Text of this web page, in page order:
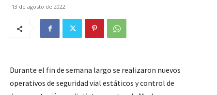
13 de agosto de 2022
Durante el fin de semana largo se realizaron nuevos
operativos de seguridad vial estáticos y control de